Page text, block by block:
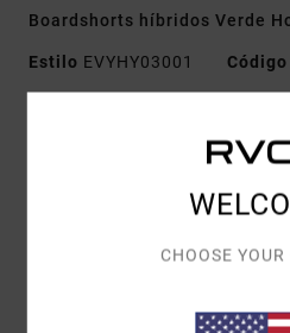
Boardshorts híbridos Verde
Estilo EVYHY03001
Tecido reciclado: Elástico
Cintura elástica
Ponto de agulha triplo na
CHOOSE YOUR